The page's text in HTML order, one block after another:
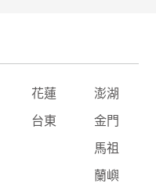
花蓮 澎湖
台東 金門
馬祖
蘭嶼